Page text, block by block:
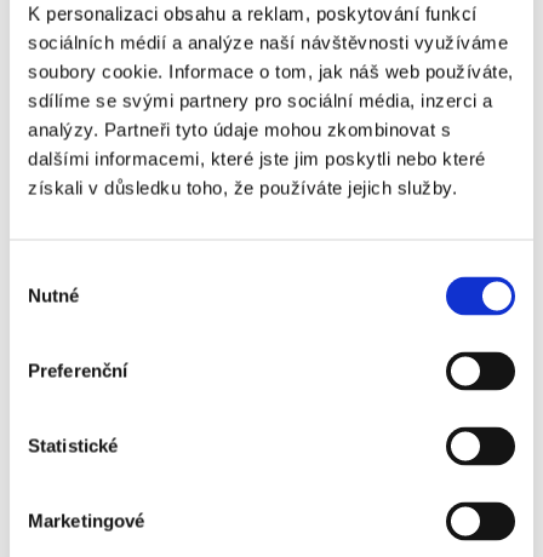
K personalizaci obsahu a reklam, poskytování funkcí
sociálních médií a analýze naší návštěvnosti využíváme
soubory cookie. Informace o tom, jak náš web používáte,
sdílíme se svými partnery pro sociální média, inzerci a
analýzy. Partneři tyto údaje mohou zkombinovat s
dalšími informacemi, které jste jim poskytli nebo které
získali v důsledku toho, že používáte jejich služby.
souhlasu
Nutné
Preferenční
Statistické
Marketingové
(Ne)komunikace se
zaměstnavatelem
18. 9. 2025